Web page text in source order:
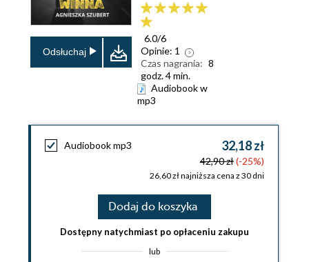
Odsłuchaj
6.0/6
Opinie: 1
Czas nagrania: 8
godz. 4 min.
Audiobook w
mp3
Audiobook mp3 32,18 zł
42,90 zł(-25%)
26,60 zł najniższa cena z 30 dni
Dodaj do koszyka
Dostępny natychmiast po opłaceniu zakupu
lub